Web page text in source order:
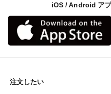
iOS / Android ア
注文したい